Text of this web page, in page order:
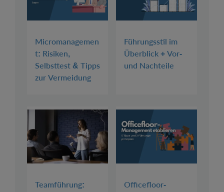
Micromanagemen
t: Risiken,
Selbsttest & Tipps
zur Vermeidung
Führungsstil im
Überblick + Vor-
und Nachteile
Teamführung:
Officefloor-